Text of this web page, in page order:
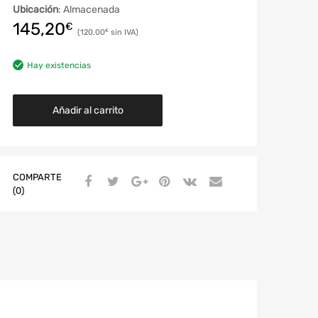
Ubicación: Almacenada
145,20€ 120,00€
Hay existencias
Añadir al carrito
COMPARTE
(0)